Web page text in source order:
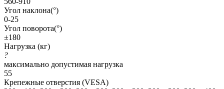
Угол наклона(°)
0-25
Угол поворота(°)
±180
Нагрузка (кг)
?
максимально допустимая нагрузка
55
Крепежные отверстия (VESA)